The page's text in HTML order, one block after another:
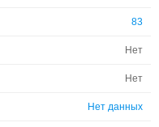
83
Нет
Нет
Нет данных